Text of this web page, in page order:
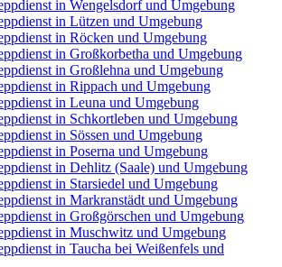
in Wengelsdorf und Umgebung
in Lützen und Umgebung
in Röcken und Umgebung
in Großkorbetha und Umgebung
in Großlehna und Umgebung
in Rippach und Umgebung
in Leuna und Umgebung
in Schkortleben und Umgebung
in Sössen und Umgebung
in Poserna und Umgebung
in Dehlitz (Saale) und Umgebung
in Starsiedel und Umgebung
in Markranstädt und Umgebung
in Großgörschen und Umgebung
in Muschwitz und Umgebung
in Taucha bei Weißenfels und